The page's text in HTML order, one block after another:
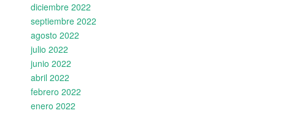
diciembre 2022
septiembre 2022
agosto 2022
julio 2022
junio 2022
abril 2022
febrero 2022
enero 2022